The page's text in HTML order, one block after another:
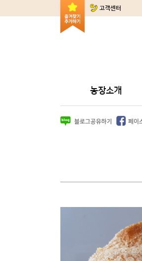
고객센터
농장소개